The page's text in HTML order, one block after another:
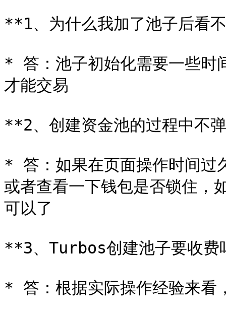
**1、为什么我加了池子后看
* 答：池子初始化需要一些时
才能交易
**2、创建资金池的过程中不
* 答：如果在页面操作时间过
或者查看一下钱包是否锁住，
可以了
**3、Turbos创建池子要收
* 答：根据实际操作经验来看